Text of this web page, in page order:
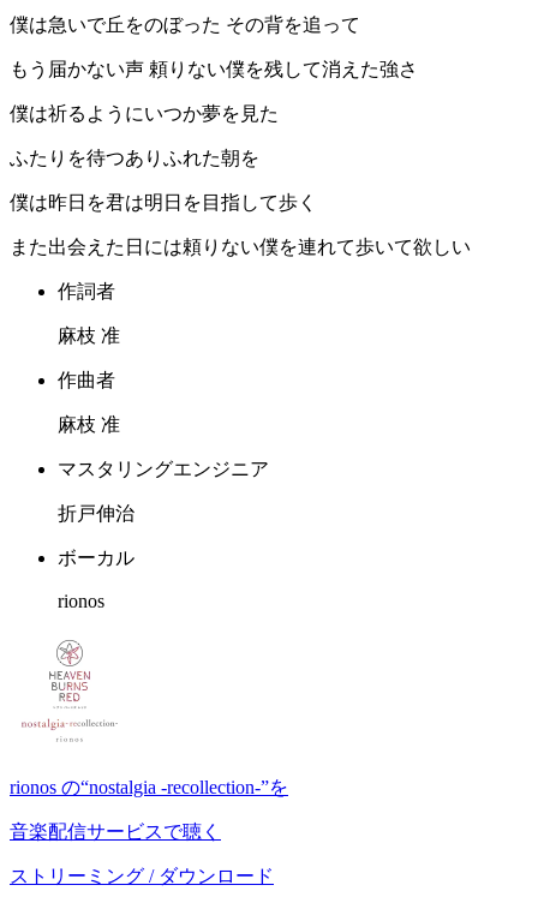
僕は急いで丘をのぼった その背を追って
もう届かない声 頼りない僕を残して消えた強さ
僕は祈るようにいつか夢を見た
ふたりを待つありふれた朝を
僕は昨日を君は明日を目指して歩く
また出会えた日には頼りない僕を連れて歩いて欲しい
作詞者
麻枝 准
作曲者
麻枝 准
マスタリングエンジニア
折戸伸治
ボーカル
rionos
rionos の“nostalgia -recollection-”を
音楽配信サービスで聴く
ストリーミング / ダウンロード